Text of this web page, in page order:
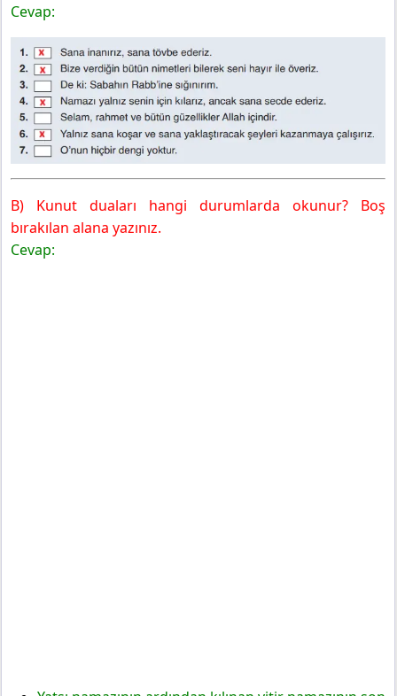
Cevap:
B) Kunut duaları hangi durumlarda okunur? Boş
bırakılan alana yazınız.
Cevap: